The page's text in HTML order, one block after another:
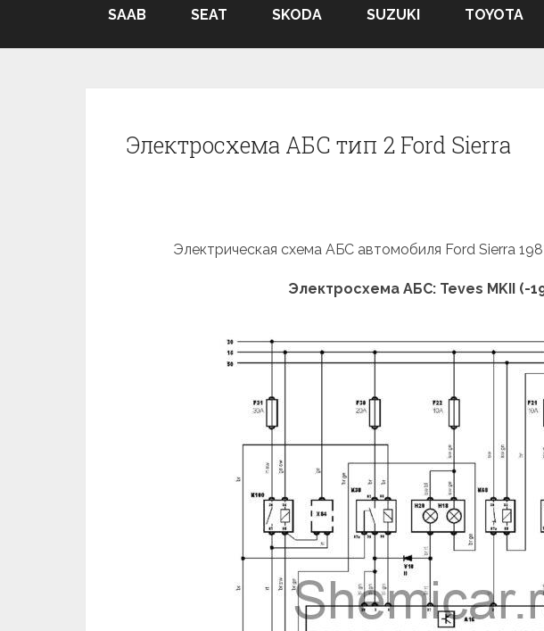
SAAB SEAT SKODA SUZUKI TOYOTA
Электросхема АБС тип 2 Ford Sierra
Электрическая схема АБС автомобиля Ford Sierra
Электросхема АБС: Teves MKII (-